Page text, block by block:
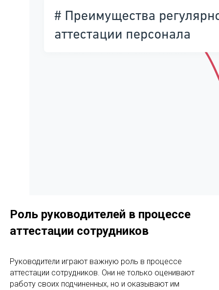
Роль руководителей в процессе
аттестации сотрудников
Руководители играют важную роль в процессе
аттестации сотрудников. Они не только оценивают
работу своих подчиненных, но и оказывают им